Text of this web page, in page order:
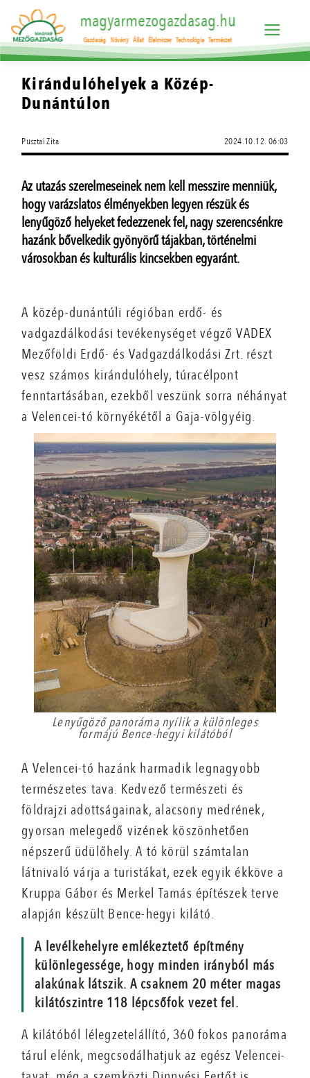
magyarmezogazdasag.hu
Gazdaság Növény Állat Élelmiszer Technológia Természet
Kirándulóhelyek a Közép-
Dunántúlon
Pusztai Zita 2024.10.12. 06:03
Az utazás szerelmeseinek nem kell messzire menniük,
hogy varázslatos élményekben legyen részük és
lenyűgöző helyeket fedezzenek fel, nagy szerencsénkre
hazánk bővelkedik gyönyörű tájakban, történelmi
városokban és kulturális kincsekben egyaránt.
A közép-dunántúli régióban erdő- és
vadgazdálkodási tevékenységet végző VADEX
Mezőföldi Erdő- és Vadgazdálkodási Zrt. részt
vesz számos kirándulóhely, túracélpont
fenntartásában, ezekből veszünk sorra néhányat
a Velencei-tó környékétől a Gaja-völgyéig.
Lenyűgöző panoráma nyílik a különleges
formájú Bence-hegyi kilátóból
A Velencei-tó hazánk harmadik legnagyobb
természetes tava. Kedvező természeti és
földrajzi adottságainak, alacsony medrének,
gyorsan melegedő vizének köszönhetően
népszerű üdülőhely. A tó körül számtalan
látnivaló várja a turistákat, ezek egyik ékköve a
Kruppa Gábor és Merkel Tamás építészek terve
alapján készült Bence-hegyi kilátó.
A levélkehelyre emlékeztető építmény
különlegessége, hogy minden irányból más
alakúnak látszik. A csaknem 20 méter magas
kilátószintre 118 lépcsőfok vezet fel.
A kilátóból lélegzetelállító, 360 fokos panoráma
tárul elénk, megcsodálhatjuk az egész Velencei-